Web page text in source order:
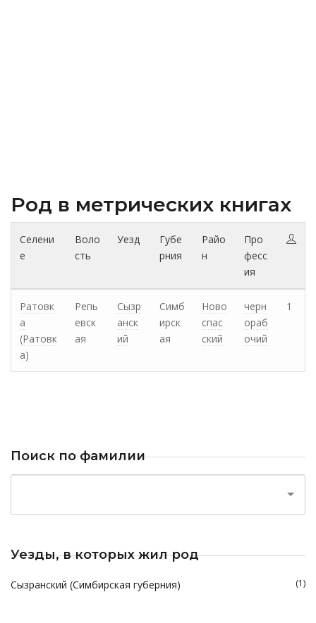
Род в метрических книгах
Селени
е
Воло
сть
Уезд
Губе
рния
Райо
н
Про
фесс
ия
Ратовк
а
(Ратовк
а)
Репь
евск
ая
Сызр
анск
ий
Симб
ирск
ая
Ново
спас
ский
черн
ораб
очий
1
Поиск по фамилии
Уезды, в которых жил род
Сызранский (Симбирская губерния) (1)